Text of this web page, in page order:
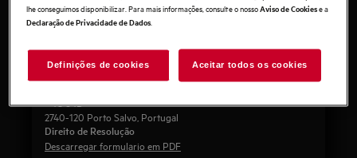
Electrolux Lda.
Registada sob o nº 500 093 776
Morada
Electrolux, Lda.
– 1C e 1D
2740-120 Porto Salvo, Portugal
Direito de Resolução
Descarregar formulario em PDF
lhe conseguimos disponibilizar. Para mais informações, consulte o nossoAviso de Cookiese a
Declaração de Privacidade de Dados.
Definições de cookies Aceitar todos os cookies